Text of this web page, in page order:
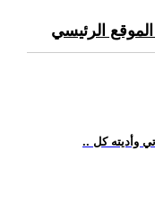
الرئيسي
وأديته كل